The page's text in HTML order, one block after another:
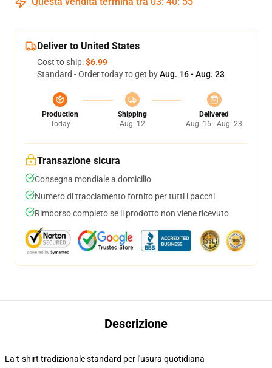
Deliver to United States
Cost to ship:$6.99
Standard - Order today to get byAug. 16 - Aug. 23
Production
Today
Shipping
Aug. 12
Delivered
Aug. 16 - Aug. 23
Transazione sicura
Consegna mondiale a domicilio
Numero di tracciamento fornito per tutti i pacchi
Rimborso completo se il prodotto non viene ricevuto
Descrizione
La t-shirt tradizionale standard per l'usura quotidiana